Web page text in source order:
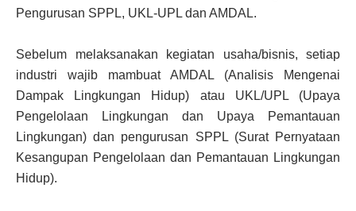
Pengurusan SPPL, UKL-UPL dan AMDAL.
Sebelum melaksanakan kegiatan usaha/bisnis, setiap
industri wajib mambuat AMDAL (Analisis Mengenai
Dampak Lingkungan Hidup) atau UKL/UPL (Upaya
Pengelolaan Lingkungan dan Upaya Pemantauan
Lingkungan) dan pengurusan SPPL (Surat Pernyataan
Kesangupan Pengelolaan dan Pemantauan Lingkungan
Hidup).